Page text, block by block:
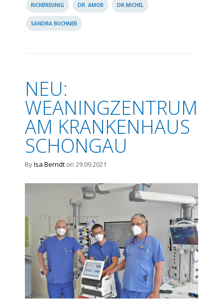
RICKBREUNIG DR. AMOR DR.MICHEL
SANDRA BUCHNER
NEU:
WEANINGZENTRUM
AM KRANKENHAUS
SCHONGAU
ByIsa Berndt on 29.09.2021